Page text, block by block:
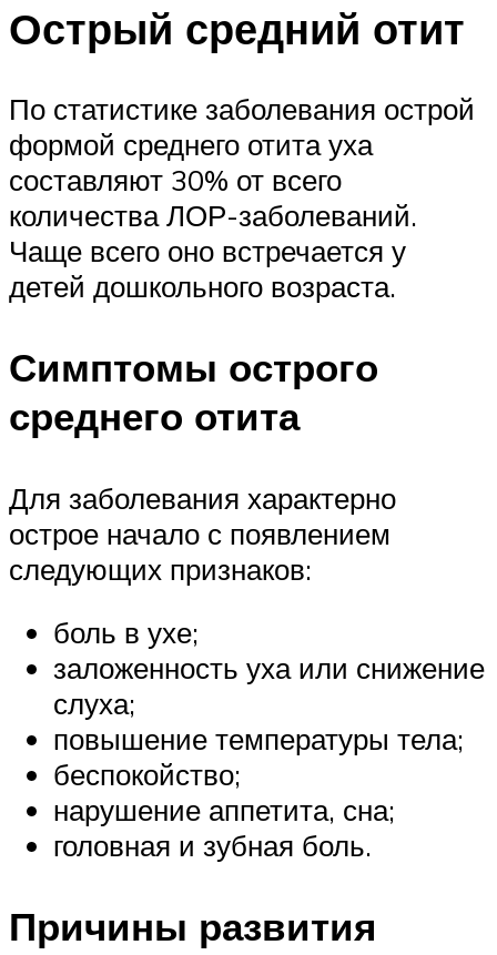
Острый средний отит
По статистике заболевания острой
формой среднего отита уха
составляют 30% от всего
количества ЛОР-заболеваний.
Чаще всего оно встречается у
детей дошкольного возраста.
Симптомы острого
среднего отита
Для заболевания характерно
острое начало с появлением
следующих признаков:
боль в ухе;
заложенность уха или снижение
слуха;
повышение температуры тела;
беспокойство;
нарушение аппетита, сна;
головная и зубная боль.
Причины развития